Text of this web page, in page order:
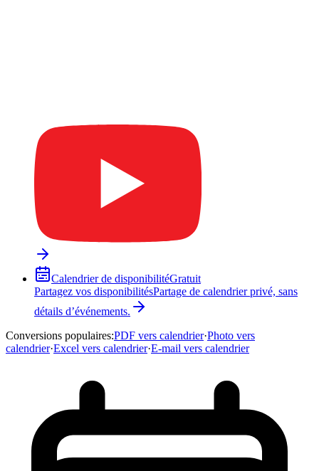
Calendrier de disponibilitéGratuit
Partagez vos disponibilitésPartage de calendrier privé, sans
détails d’événements.
Conversions populaires:PDF vers calendrier·Photo vers
calendrier·Excel vers calendrier·E-mail vers calendrier